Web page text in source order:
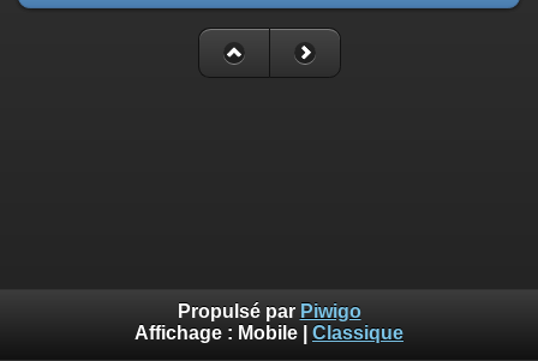
Propulsé par Piwigo
Affichage : Mobile Classique